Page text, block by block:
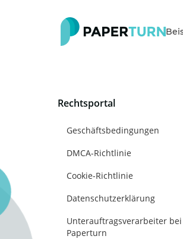
Rechtsportal
Geschäftsbedingungen
DMCA-Richtlinie
Cookie-Richtlinie
Datenschutzerklärung
Unterauftragsverarbeiter bei
Paperturn